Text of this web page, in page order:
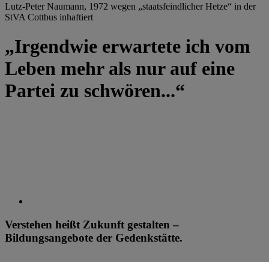
Lutz-Peter Naumann, 1972 wegen „staatsfeindlicher Hetze“ in der
StVA Cottbus inhaftiert
„Irgendwie erwartete ich vom
Leben mehr als nur auf eine
Partei zu schwören...“
Verstehen heißt Zukunft gestalten –
Bildungsangebote der Gedenkstätte.